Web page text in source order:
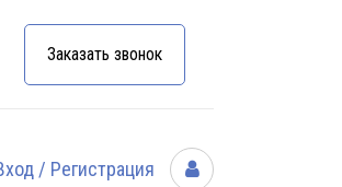
Заказать звонок
/ Регистрация